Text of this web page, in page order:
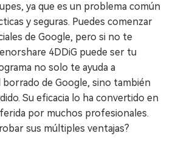
ya que es un problema común
y seguras. Puedes comenzar
de Google, pero si no te
4DDiG puede ser tu
no solo te ayuda a
de Google, sino también
Su eficacia lo ha convertido en
por muchos profesionales.
sus múltiples ventajas?